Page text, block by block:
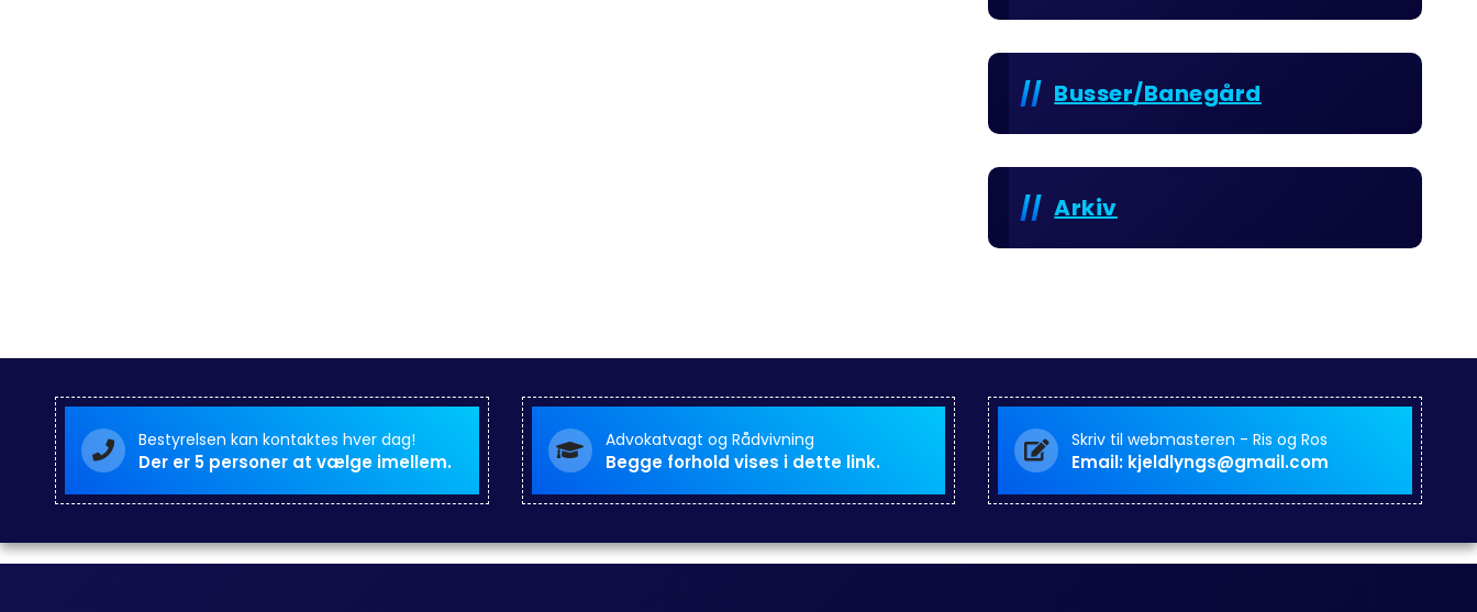
Busser/Banegård
Arkiv
Bestyrelsen kan kontaktes hver dag!
Der er 5 personer at vælge imellem.
Advokatvagt og Rådvivning
Begge forhold vises i dette link.
Skriv til webmasteren - Ris og Ros
Email: kjeldlyngs@gmail.com